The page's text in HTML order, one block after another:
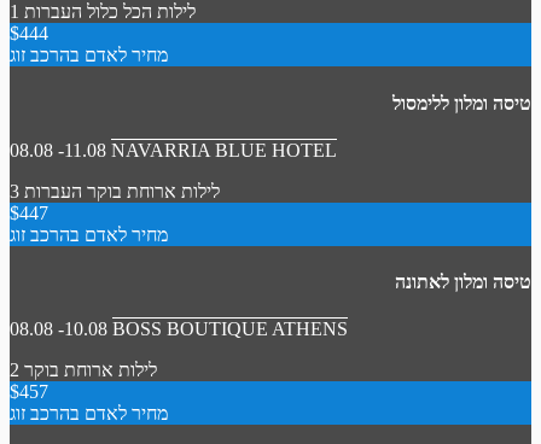
1 לילות הכל כלול העברות
$444
מחיר לאדם בהרכב זוג
טיסה ומלון ללימסול
08.08 -11.08 NAVARRIA BLUE HOTEL
3 לילות ארוחת בוקר העברות
$447
מחיר לאדם בהרכב זוג
טיסה ומלון לאתונה
08.08 -10.08 BOSS BOUTIQUE ATHENS
2 לילות ארוחת בוקר
$457
מחיר לאדם בהרכב זוג